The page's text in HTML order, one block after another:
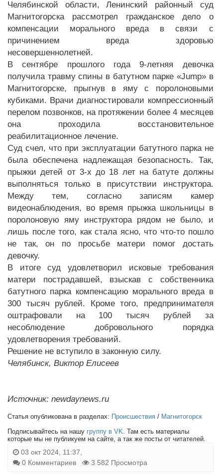
Челябинской области, Ленинский районный суд
Магнитогорска рассмотрел гражданское дело о
компенсации морального вреда в связи с
причинением вреда здоровью
несовершеннолетней.
В сентябре прошлого года 9-летняя девочка
получила травму спины в батутном парке «Jump» в
Магнитогорске, прыгнув в яму с поролоновыми
кубиками. Врачи диагностировали компрессионный
перелом позвонков, на протяжении более 4 месяцев
она проходила восстановительное
реабилитационное лечение.
Суд счел, что при эксплуатации батутного парка не
была обеспечена надлежащая безопасность. Так,
прыжки детей от 3-х до 18 лет на батуте должны
выполняться только в присутствии инструктора.
Между тем, согласно записям камер
видеонаблюдения, во время прыжка школьницы в
поролоновую яму инструктора рядом не было, и
лишь после того, как стала ясно, что что-то пошло
не так, он по просьбе матери помог достать
девочку.
В итоге суд удовлетворил исковые требования
матери пострадавшей, взыскав с собственника
батутного парка компенсацию морального вреда в
300 тысяч рублей. Кроме того, предпринимателя
оштрафовали на 100 тысяч рублей за
несоблюдение добровольного порядка
удовлетворения требований.
Решение не вступило в законную силу.
Челябинск, Виктор Елисеев
Источник: newdaynews.ru
Статья опубликована в разделах: Происшествия / Магнитогорск
Подписывайтесь на нашу группу в VK . Там есть материалы
которые мы не публикуем на сайте, а так же посты от читателей.
03 окт 2024, 11:37,
0 Комментариев
3 582 Просмотра